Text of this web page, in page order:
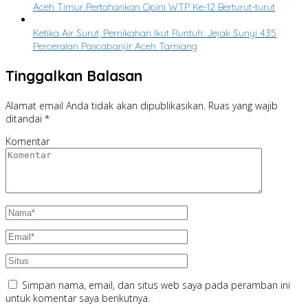
Aceh Timur Pertahankan Opini WTP Ke-12 Berturut-turut
Ketika Air Surut, Pernikahan Ikut Runtuh: Jejak Sunyi 435
Perceraian Pascabanjir Aceh Tamiang
Tinggalkan Balasan
Alamat email Anda tidak akan dipublikasikan. Ruas yang wajib
ditandai *
Komentar
Simpan nama, email, dan situs web saya pada peramban ini
untuk komentar saya berikutnya.